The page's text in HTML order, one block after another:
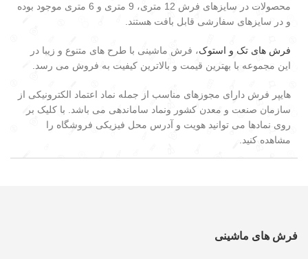
محصولات در سایزهای فرش 12 متری، 9 متری و 6 متری موجود بوده
و در سایزهای سفارشی قابل بافت هستند.
فرش های تک و استوک، فرش ماشینی با طرح های متنوع و زیبا در
این مجموعه با بهترین قیمت و بالاترین کیفیت به فروش می رسد.
هایپر فرش دارای مجوزهای مناسب از جمله نماد اعتماد الکترونیکی از
سازمان صنعت و معدن کشور ونماد ساماندهی می باشد. با کلیک بر
روی نمادها می توانید هویت و آدرس محل فیزیکی فروشگاه را
مشاهده کنید.
فرش های ماشینی